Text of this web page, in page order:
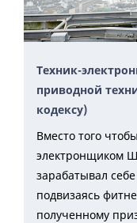
Техник-
приводной
кодексу)
Вместо того
электронщиком
зарабатывал
подвизаясь
полученному